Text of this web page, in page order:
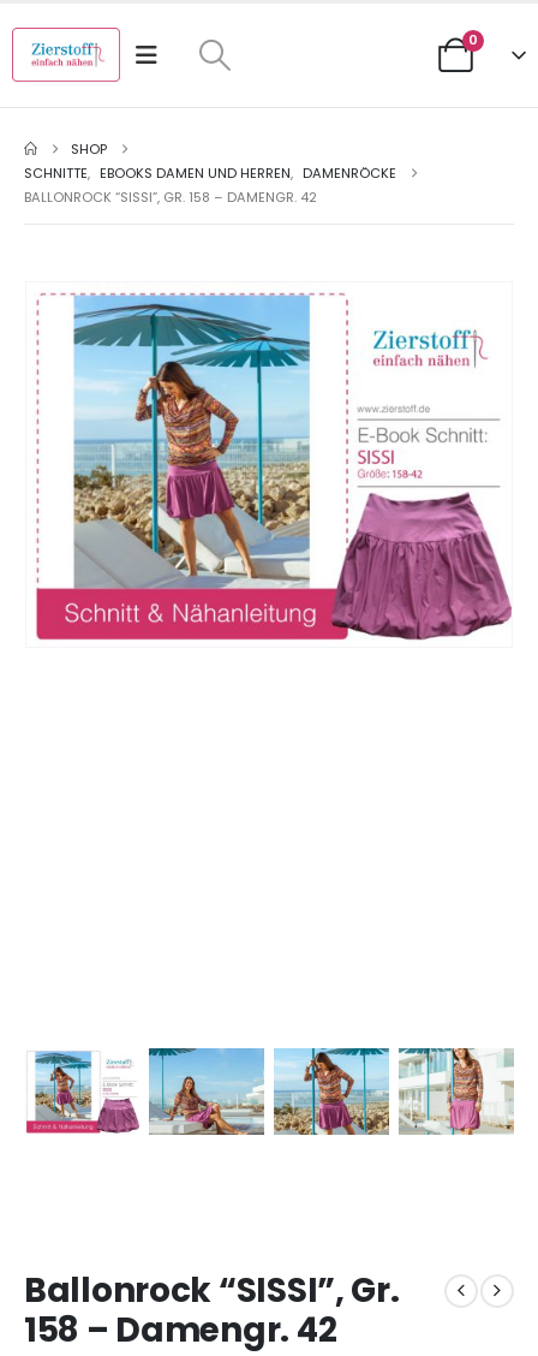
0
SHOP
SCHNITTE, EBOOKS DAMEN UND HERREN, DAMENRÖCKE
BALLONROCK “SISSI”, GR. 158 – DAMENGR. 42
Ballonrock “SISSI”, Gr.
158 – Damengr. 42